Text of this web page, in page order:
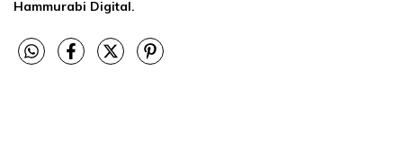
Hammurabi Digital.